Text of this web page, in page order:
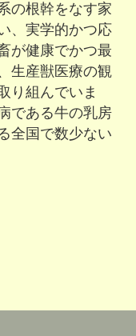
の根幹をなす家
、実学的かつ応
が健康でかつ最
生産獣医療の観
り組んでいま
である牛の乳房
全国で数少ない